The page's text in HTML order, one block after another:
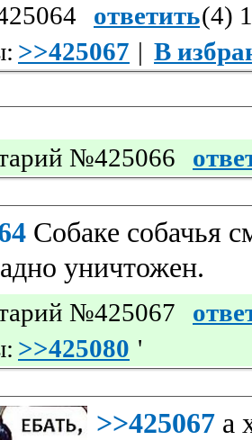
ответить(4)
>>425067 | В
№425066
Собаке собачья
уничтожен.
№425067
>>425080 '
>>425067 а